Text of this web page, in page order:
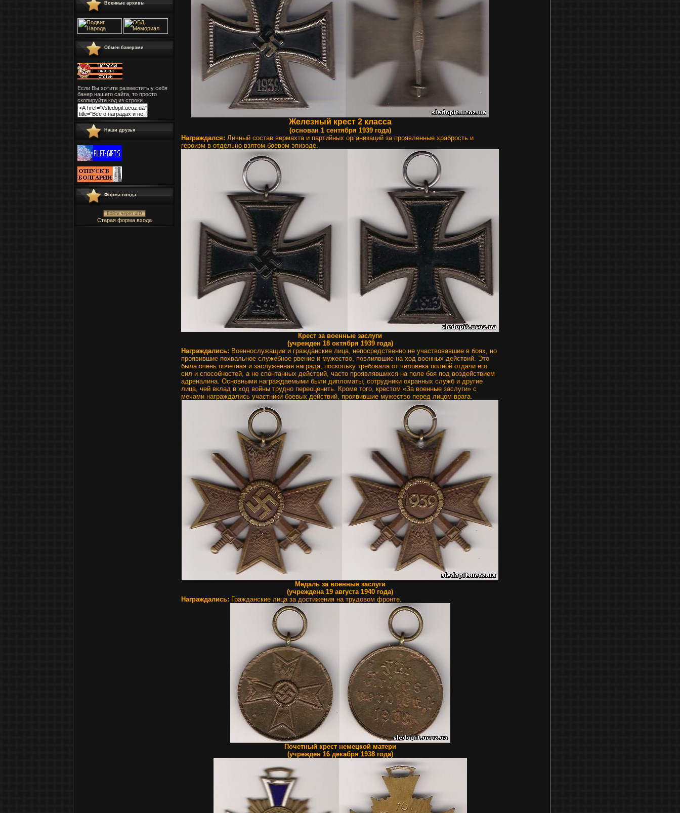
Военные архивы
Обмен банерами
Если Вы хотите разместить у себя
банер нашего сайта, то просто
скопируйте код из строки.
Наши друзья
Форма входа
Войти через uID
Старая форма входа
Железный крест 2 класса
(основан 1 сентября 1939 года)
Награждался: Личный состав вермахта и партийных организаций за проявленные храбрость и
героизм в отдельно взятом боевом эпизоде.
Крест за военные заслуги
(учрежден 18 октября 1939 года)
Награждались: Военнослужащие и гражданские лица, непосредственно не участвовавшие в боях, но
проявившие похвальное служебное рвение и мужество, повлиявшие на ход военных действий. Это
была очень почетная и заслуженная награда, поскольку требовала от человека полной отдачи его
сил и способностей, а не спонтанных действий, часто проявлявшихся на поле боя под воздействием
адреналина. Основными награждаемыми были дипломаты, сотрудники охранных служб и другие
лица, чей вклад в ход войны трудно переоценить. Кроме того, крестом «За военные заслуги» с
мечами награждались участники боевых действий, проявившие мужество перед лицом врага.
Медаль за военные заслуги
(учреждена 19 августа 1940 года)
Награждались: Гражданские лица за достижения на трудовом фронте.
Почетный крест немецкой матери
(учрежден 16 декабря 1938 года)